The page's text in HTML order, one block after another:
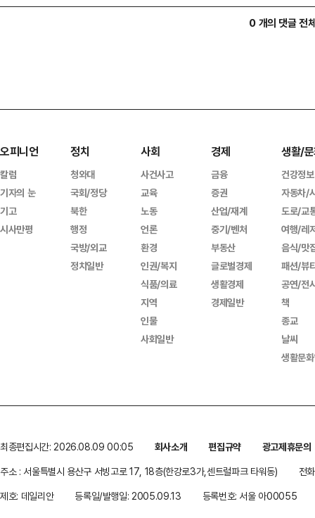
0 개의 댓글 전
오피니언
칼럼
기자의 눈
기고
시사만평
정치
청와대
국회/정당
북한
행정
국방/외교
정치일반
사회
사건사고
교육
노동
언론
환경
인권/복지
식품/의료
지역
인물
사회일반
경제
금융
증권
산업/재계
중기/벤처
부동산
글로벌경제
생활경제
경제일반
생활/
건강정보
자동차/
도로/교
여행/레
음식/맛
패션/뷰
공연/전
책
종교
날씨
생활문
최종편집시간: 2026.08.09 00:05 회사소개 편집규약
광고제휴문의
주소 : 서울특별시 용산구 서빙고로 17, 18층(한강로3가,센트럴파크 타워동)
전
제호: 데일리안
등록일/발행일: 2005.09.13 등록번호: 서울 아00055